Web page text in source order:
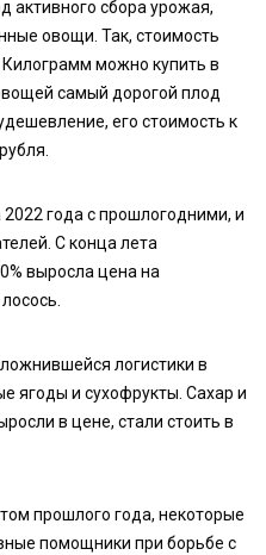
активного сбора урожая,
овощи. Так, стоимость
можно купить в
самый дорогой плод
его стоимость к
года с прошлогодними, и
С конца лета
выросла цена на
логистики в
ягоды и сухофрукты. Сахар и
в цене, стали стоить в
прошлого года, некоторые
помощники при борьбе с